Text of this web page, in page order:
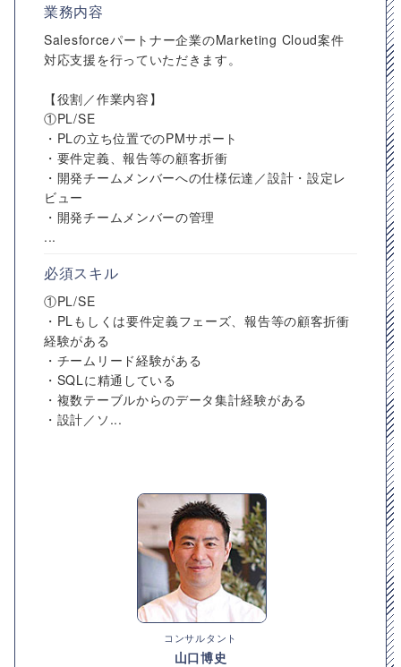
業務内容
Salesforceパートナー企業のMarketing Cloud案件
対応支援を行っていただきます。
【役割／作業内容】
①PL/SE
・PLの立ち位置でのPMサポート
・要件定義、報告等の顧客折衝
・開発チームメンバーへの仕様伝達／設計・設定レ
ビュー
・開発チームメンバーの管理
...
必須スキル
①PL/SE
・PLもしくは要件定義フェーズ、報告等の顧客折衝
経験がある
・チームリード経験がある
・SQLに精通している
・複数テーブルからのデータ集計経験がある
・設計／ソ...
コンサルタント
山口博史